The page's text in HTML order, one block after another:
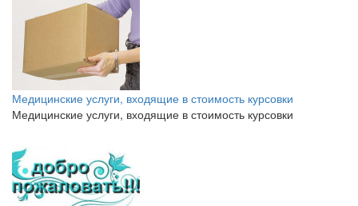
​Медицинские услуги, входящие в стоимость курсовки
​Медицинские услуги, входящие в стоимость курсовки